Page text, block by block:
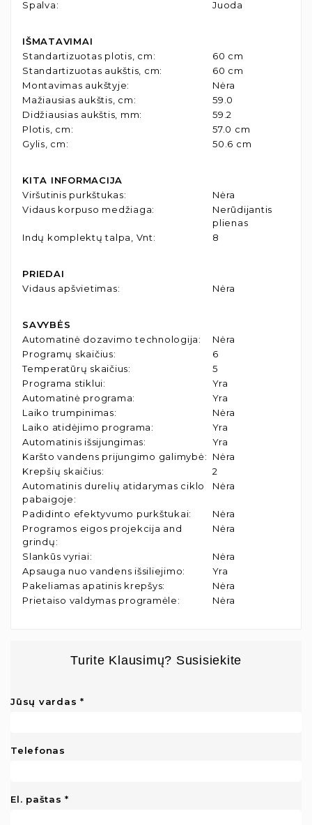
Spalva: Juoda
IŠMATAVIMAI
Standartizuotas plotis, cm:
60 cm
Standartizuotas aukštis, cm:
60 cm
Montavimas aukštyje:
Nėra
Mažiausias aukštis, cm:
59.0
Didžiausias aukštis, mm:
59.2
Plotis, cm:
57.0 cm
Gylis, cm: 50.6 cm
KITA INFORMACIJA
Viršutinis purkštukas:
Nėra
Vidaus korpuso medžiaga:
Nerūdijantis
plienas
Indų komplektų talpa, Vnt: 8
PRIEDAI
Vidaus apšvietimas: Nėra
SAVYBĖS
Automatinė dozavimo technologija:
Nėra
Programų skaičius:
6
Temperatūrų skaičius:
5
Programa stiklui:
Yra
Automatinė programa:
Yra
Laiko trumpinimas:
Nėra
Laiko atidėjimo programa:
Yra
Automatinis išsijungimas:
Yra
Karšto vandens prijungimo galimybė:
Nėra
Krepšių skaičius:
2
Automatinis durelių atidarymas ciklo
pabaigoje:
Nėra
Padidinto efektyvumo purkštukai:
Nėra
Programos eigos projekcija and
grindų:
Nėra
Slankūs vyriai:
Nėra
Apsauga nuo vandens išsiliejimo:
Yra
Pakeliamas apatinis krepšys:
Nėra
Prietaiso valdymas programėle: Nėra
Turite Klausimų? Susisiekite
Jūsų vardas
Telefonas
El. paštas